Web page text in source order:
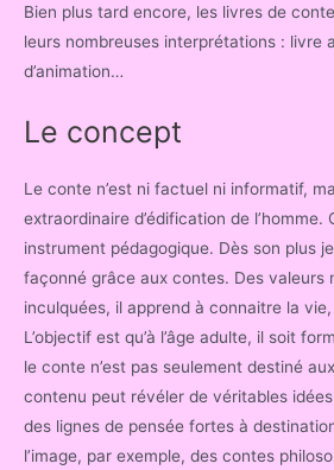
Bien plus tard encore, les livres de
leurs nombreuses interprétations : livre
d’animation…
Le concept
Le conte n’est ni factuel ni informatif,
extraordinaire d’édification de l’homme.
instrument pédagogique. Dès son plus
façonné grâce aux contes. Des valeurs
inculquées, il apprend à connaitre la
L’objectif est qu’à l’âge adulte, il soit
le conte n’est pas seulement destiné
contenu peut révéler de véritables
des lignes de pensée fortes à
l’image, par exemple, des contes